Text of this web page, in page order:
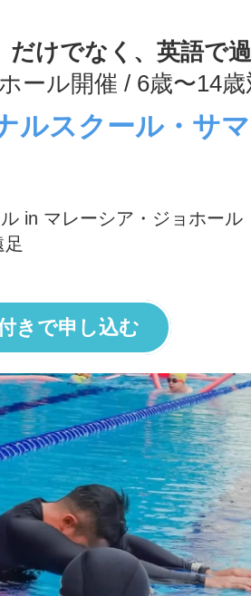
だけでなく、英語で
ール開催 / 6歳〜14歳
ルスクール・サ
in マレーシア・ジョホール
きで申し込む